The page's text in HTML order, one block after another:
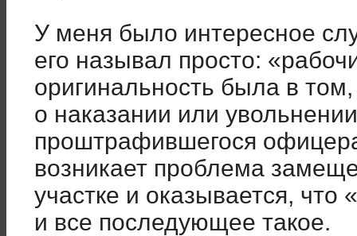
У меня было интересное
его называл просто:
оригинальность была в
о наказании или
проштрафившегося
возникает проблема
участке и оказывается, что
и все последующее такое.